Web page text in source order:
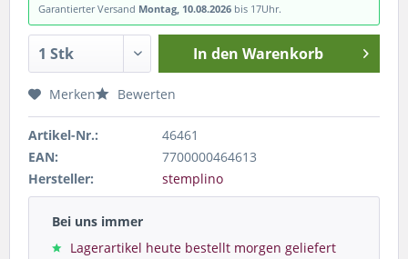
Garantierter Versand Montag, 10.08.2026 bis 17Uhr.
In den Warenkorb
Merken Bewerten
Artikel-Nr.:
46461
EAN:
7700000464613
Hersteller:
stemplino
Bei uns immer
Lagerartikel heute bestellt morgen geliefert